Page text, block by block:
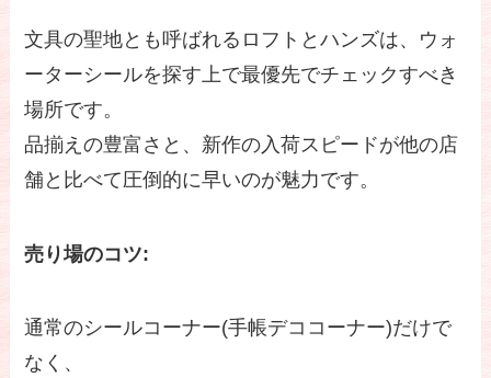
文具の聖地とも呼ばれるロフトとハンズは、ウォ
ーターシールを探す上で最優先でチェックすべき
場所です。
品揃えの豊富さと、新作の入荷スピードが他の店
舗と比べて圧倒的に早いのが魅力です。
売り場のコツ:
通常のシールコーナー(手帳デココーナー)だけで
なく、